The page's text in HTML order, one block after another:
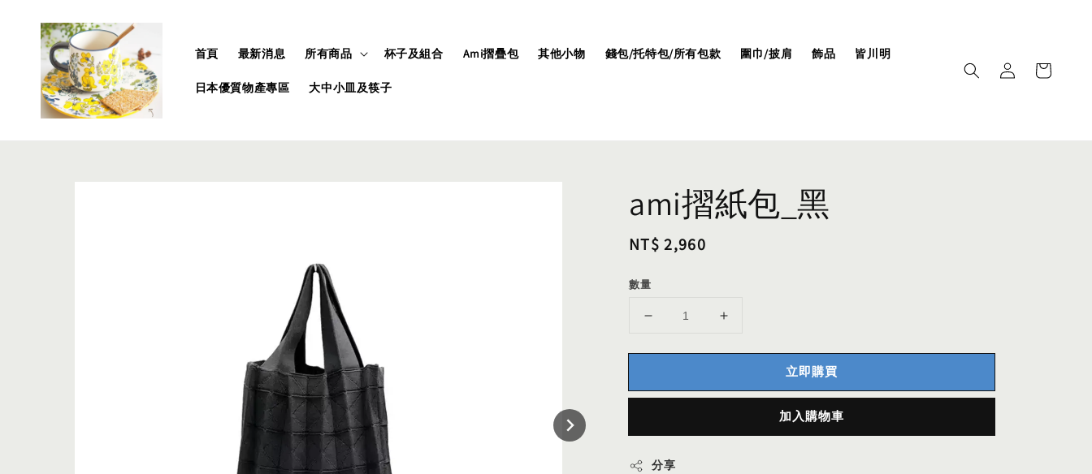
首頁 最新消息 所有商品 杯子及組合 Ami摺疊包 其他小物 錢包/托特包/所有包款 圍巾/披肩 飾品 皆川明
日本優質物產專區 大中小皿及筷子
ami摺紙包_黑
Regular
NT$ 2,960
數量
立即購買
加入購物車
分享